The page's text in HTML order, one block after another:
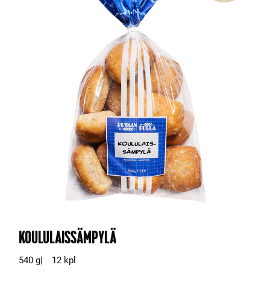
KOULULAISSÄMPYLÄ
540 g 12 kpl